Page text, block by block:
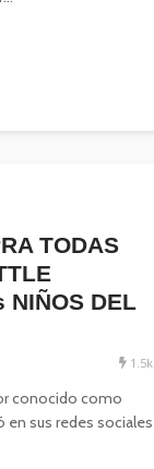
TODAS
NIÑOS DEL
1.5k
conocido como
sus redes sociales